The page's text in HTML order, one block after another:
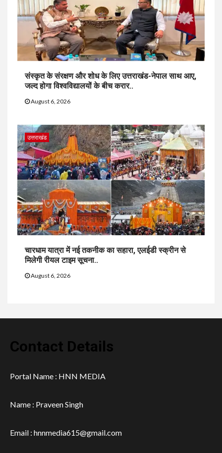
संस्कृत के संरक्षण और शोध के लिए उत्तराखंड-नेपाल साथ आए,
जल्द होगा विश्वविद्यालयों के बीच करार..
August 6, 2026
उत्तराखंड
चारधाम यात्रा में नई तकनीक का सहारा, एलईडी स्क्रीन से
मिलेगी रीयल टाइम सूचना..
August 6, 2026
Contact Details
Portal Name : HNN MEDIA
Name : Praveen Singh
Email : hnnmedia615@gmail.com